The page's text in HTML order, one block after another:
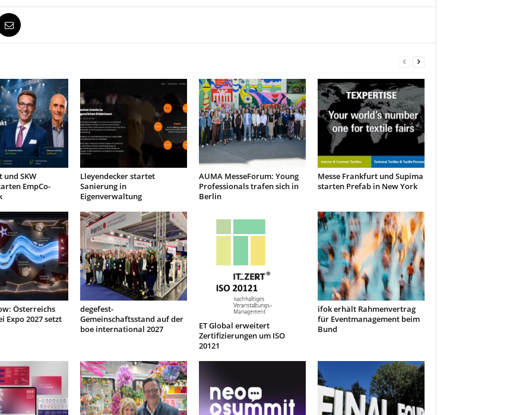
SKW
EmpCo-
Lleyendecker startet
Sanierung in
Eigenverwaltung
AUMA MesseForum: Young
Professionals trafen sich in
Berlin
Messe Frankfurt und Supima
starten Prefab in New York
Österreichs
Expo 2027 setzt
degefest-
Gemeinschaftsstand auf der
boe international 2027
ET Global erweitert
Zertifizierungen um ISO
20121
ifok erhält Rahmenvertrag
für Eventmanagement beim
Bund